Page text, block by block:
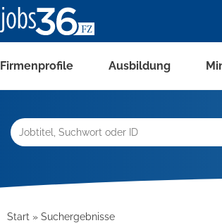
Firmenprofile Ausbildung
Start Suchergebnisse